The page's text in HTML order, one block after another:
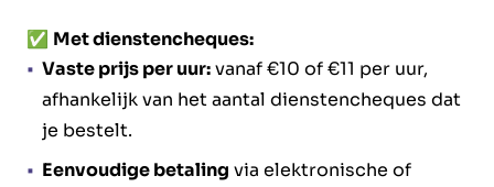
✅ Met dienstencheques:
Vaste prijs per uur:vanaf €10 of €11 per uur,
afhankelijk van het aantal dienstencheques dat
je bestelt.
Eenvoudige betaling via elektronische of